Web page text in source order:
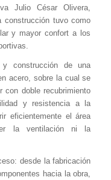
Julio César Olivera,
construcción tuvo como
y mayor confort a los
construcción de una
acero, sobre la cual se
con doble recubrimiento
y resistencia a la
eficientemente el área
la ventilación ni la
desde la fabricación
hacia la obra,